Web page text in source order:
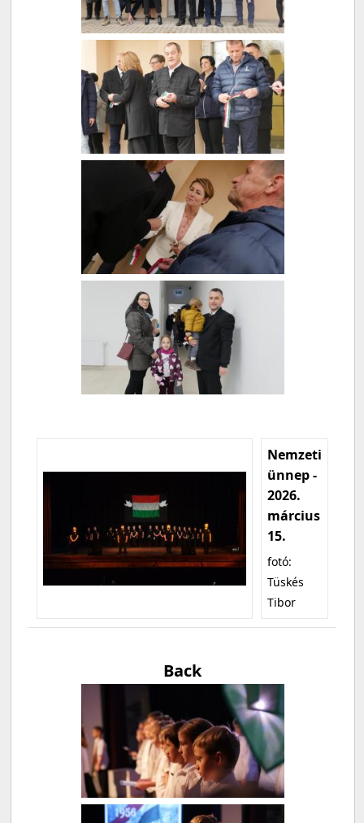
Nemzeti
ünnep -
2026.
március
15.
fotó:
Tüskés
Tibor
Back